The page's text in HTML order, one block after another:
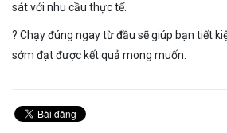
sát với nhu cầu thực tế.
? Chạy đúng ngay từ đầu sẽ giúp bạn tiết
sớm đạt được kết quả mong muốn.